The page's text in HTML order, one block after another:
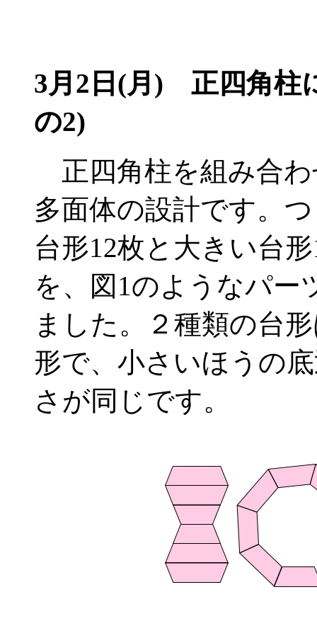
3月2日(月) 正四角柱
の2)
正四角柱を組み合
多面体の設計です。
台形12枚と大きい台
を、図1のようなパー
ました。２種類の台
形で、小さいほうの
さが同じです。